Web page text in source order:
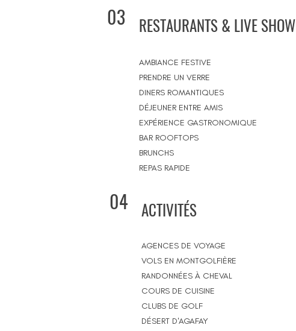
03 RESTAURANTS & LIVE SHOW
AMBIANCE FESTIVE
PRENDRE UN VERRE
DINERS ROMANTIQUES
DÉJEUNER ENTRE AMIS
EXPÉRIENCE GASTRONOMIQUE
BAR ROOFTOPS
BRUNCHS
REPAS RAPIDE
04 ACTIVITÉS
AGENCES DE VOYAGE
VOLS EN MONTGOLFIÈRE
RANDONNÉES À CHEVAL
COURS DE CUISINE
CLUBS DE GOLF
DÉSERT D'AGAFAY